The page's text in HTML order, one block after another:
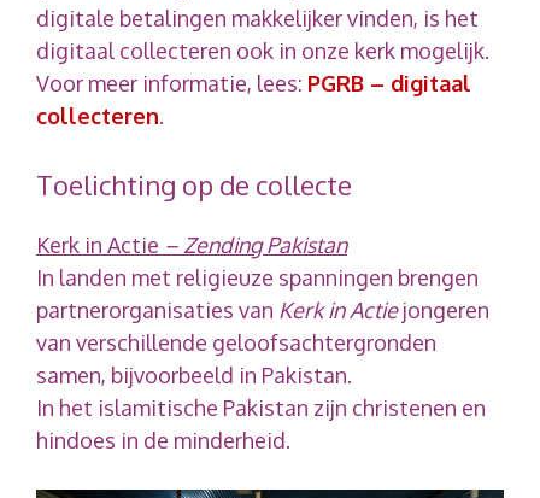
digitale betalingen makkelijker vinden, is het
digitaal collecteren ook in onze kerk mogelijk.
Voor meer informatie, lees: PGRB – digitaal
collecteren.
Toelichting op de collecte
Kerk in Actie – Zending Pakistan
In landen met religieuze spanningen brengen
partnerorganisaties van Kerk in Actiejongeren
van verschillende geloofsachtergronden
samen, bijvoorbeeld in Pakistan.
In het islamitische Pakistan zijn christenen en
hindoes in de minderheid.